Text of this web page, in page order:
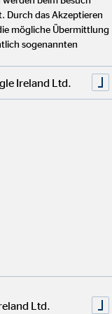
Soziales
mit
und
einbeziehen.
angeschlossen:
zu
governance),
Umwelt-,
Durch das Akzeptieren
mögliche Übermittlung
sogenannten
Ireland Ltd.
Ltd.